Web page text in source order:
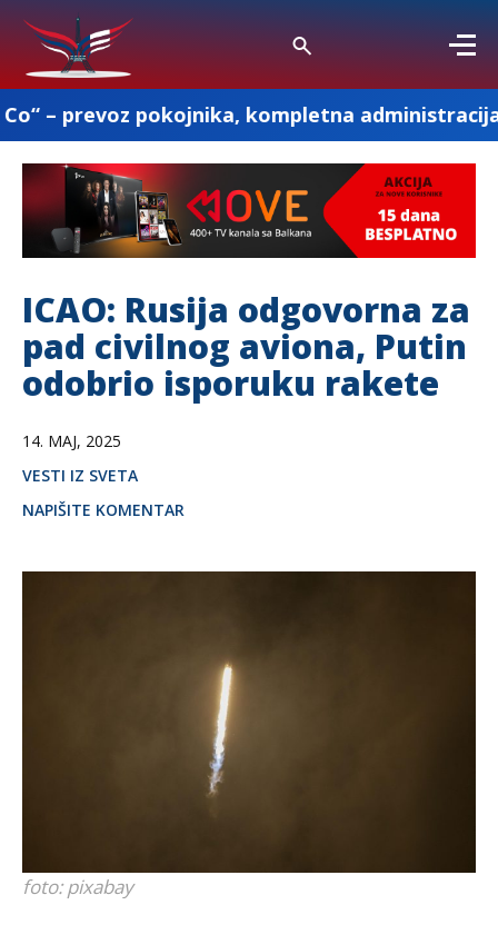
pokojnika, kompletna administracija i ostale
ICAO: Rusija odgovorna za
pad civilnog aviona, Putin
odobrio isporuku rakete
14. MAJ, 2025
VESTI IZ SVETA
NAPIŠITE KOMENTAR
foto: pixabay